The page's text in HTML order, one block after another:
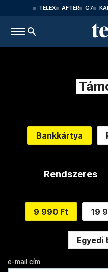
TELEX AFTER G7
Bankkártya
Rendszeres
9 990 Ft 19
Egyedi
e-mail cím